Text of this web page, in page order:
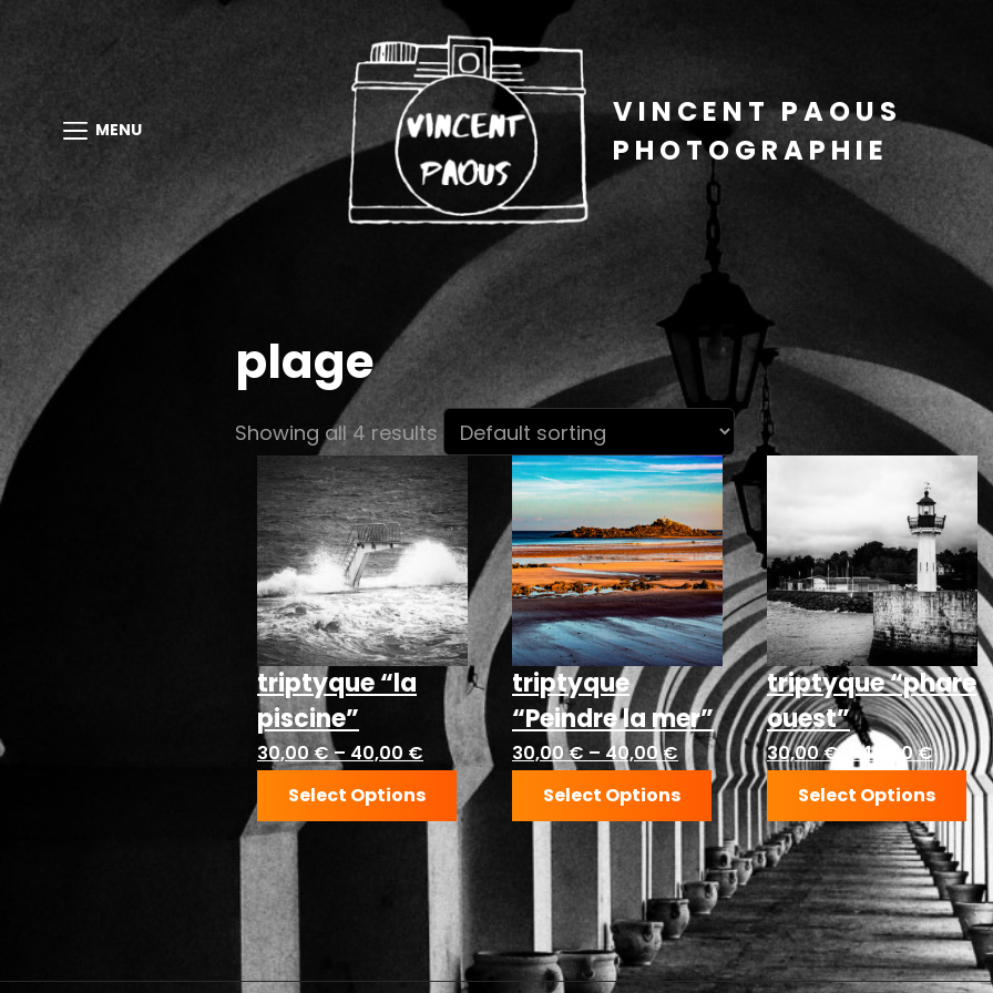
MENU
VINCENT PAOUS
PHOTOGRAPHIE
plage
Showing all 4 results
triptyque “la
piscine”
30,00€– 40,00 €
Select Options
triptyque
“Peindre la mer”
30,00€ – 40,00€
Select Options
triptyque “phare
ouest”
30,00€–40,00€
Select Options